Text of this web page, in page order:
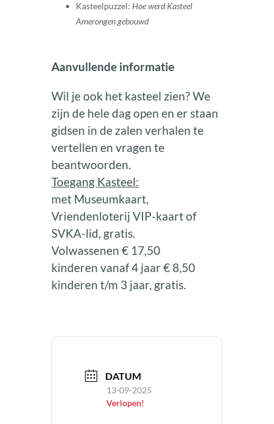
Kasteelpuzzel: Hoe werd Kasteel
Amerongen gebouwd
Aanvullende informatie
Wil je ook het kasteel zien? We
zijn de hele dag open en er staan
gidsen in de zalen verhalen te
vertellen en vragen te
beantwoorden.
Toegang Kasteel:
met Museumkaart,
Vriendenloterij VIP-kaart of
SVKA-lid, gratis.
Volwassenen € 17,50
kinderen vanaf 4 jaar € 8,50
kinderen t/m 3 jaar, gratis.
DATUM
13-09-2025
Verlopen!